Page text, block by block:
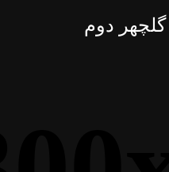
گلچهر دوم